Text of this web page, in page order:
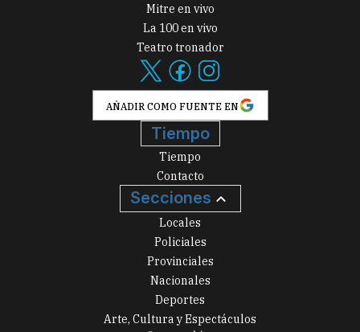
Mitre en vivo
La 100 en vivo
Teatro tronador
AÑADIR COMO FUENTE EN
Tiempo
Tiempo
Contacto
Secciones
Locales
Policiales
Provinciales
Nacionales
Deportes
Arte, Cultura y Espectáculos